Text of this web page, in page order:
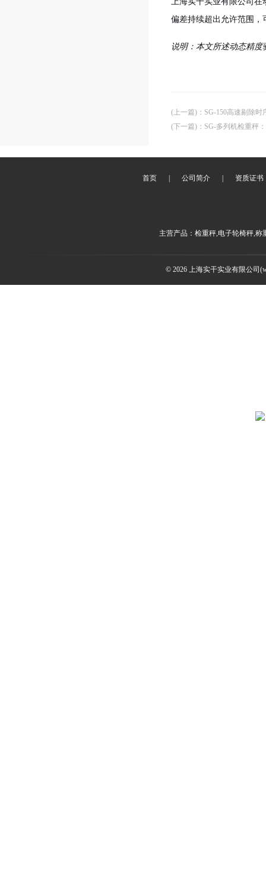
偏差持续超出允许范围，
说明：本文所述动态精度
(上一篇) ： SG-150高速剔除
(下一篇) ： SG-多列机检重秤
首页 公司简介 资质证书
主营产品：检重秤,电子轮椅秤,
© 2026 上海实干实业有限公司